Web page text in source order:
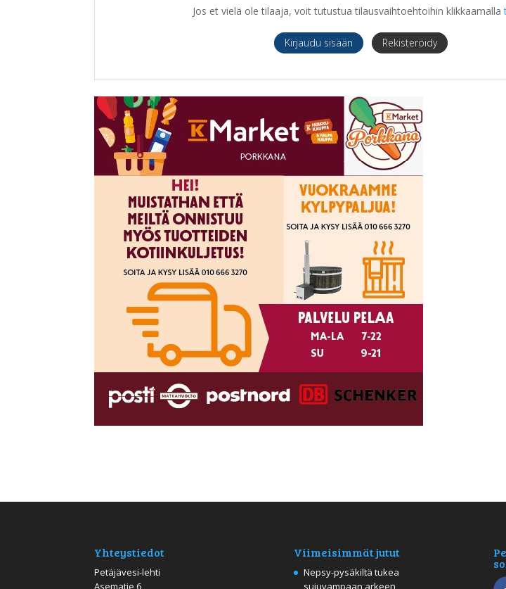
Jos et vielä ole tilaaja, voit tutustua tilausvaihtoehtoihin klikkaamalla
Kirjaudu sisään Rekisteröidy
Yhteystiedot
Petäjävesi-lehti
Asematie 6
Viimeisimmät jutut
Nepsy-pysäkiltä tukea
sujuvampaan arkeen